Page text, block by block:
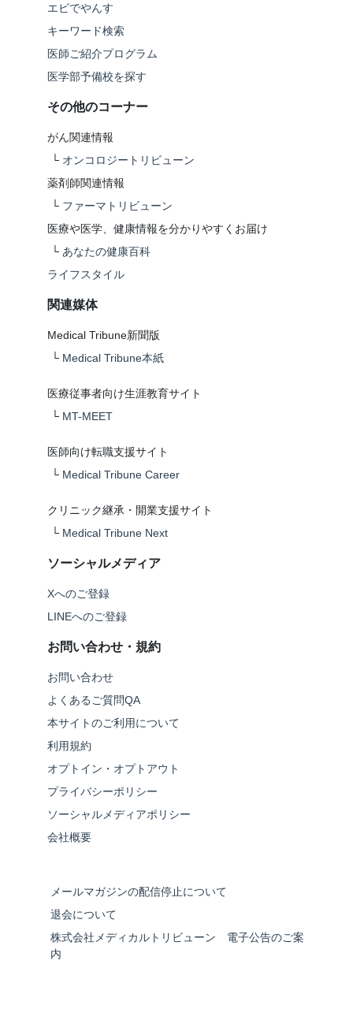
エビでやんす
キーワード検索
医師ご紹介プログラム
医学部予備校を探す
その他のコーナー
がん関連情報
└ オンコロジートリビューン
薬剤師関連情報
└ ファーマトリビューン
医療や医学、健康情報を分かりやすくお届け
└ あなたの健康百科
ライフスタイル
関連媒体
Medical Tribune新聞版
└ Medical Tribune本紙
医療従事者向け生涯教育サイト
└ MT-MEET
医師向け転職支援サイト
└ Medical Tribune Career
クリニック継承・開業支援サイト
└ Medical Tribune Next
ソーシャルメディア
Xへのご登録
LINEへのご登録
お問い合わせ・規約
お問い合わせ
よくあるご質問QA
本サイトのご利用について
利用規約
オプトイン・オプトアウト
プライバシーポリシー
ソーシャルメディアポリシー
会社概要
メールマガジンの配信停止について
退会について
株式会社メディカルトリビューン 電子公告のご案
内